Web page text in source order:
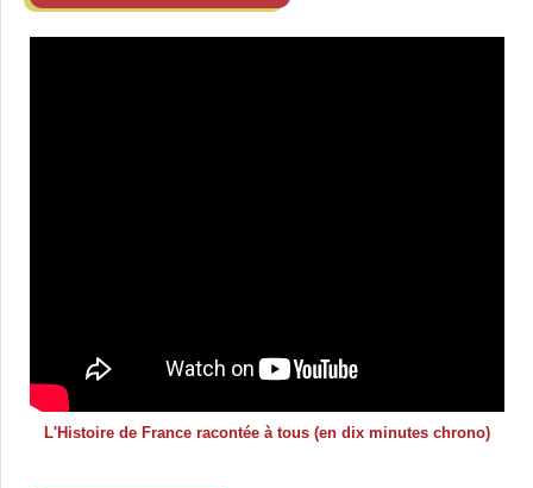
L'Histoire de France racontée à tous (en dix minutes chrono)